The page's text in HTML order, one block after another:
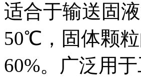
适合于输送固
50℃，固体颗
60%。广泛用